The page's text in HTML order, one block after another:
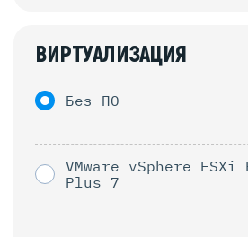
ВИРТУАЛИЗАЦИЯ
Без ПО
VMware vSphere
Plus 7